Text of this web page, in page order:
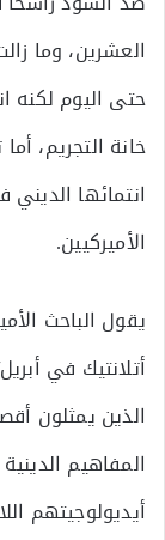
العشرين، وما
حتى اليوم لكنه
خانة التجريم،
انتمائها
الأميركيين.
يقول الباحث
الذين يمثلون
المفاهيم
أيديولوجيتهم